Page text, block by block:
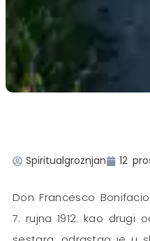
Spiritualgroznjan 12
Don Francesco
7. rujna 1912. kao drugi